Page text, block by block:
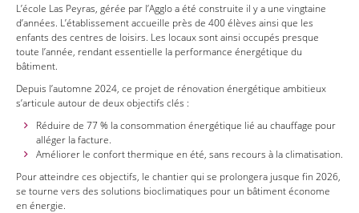
L’école Las Peyras, gérée par l’Agglo a été construite il y a une vingtaine
d’années. L’établissement accueille près de 400 élèves ainsi que les
enfants des centres de loisirs. Les locaux sont ainsi occupés presque
toute l’année, rendant essentielle la performance énergétique du
bâtiment.
Depuis l’automne 2024, ce projet de rénovation énergétique ambitieux
s’articule autour de deux objectifs clés :
Réduire de 77 % la consommation énergétique lié au chauffage pour
alléger la facture.
Améliorer le confort thermique en été, sans recours à la climatisation.
Pour atteindre ces objectifs, le chantier qui se prolongera jusque fin 2026,
se tourne vers des solutions bioclimatiques pour un bâtiment économe
en énergie.